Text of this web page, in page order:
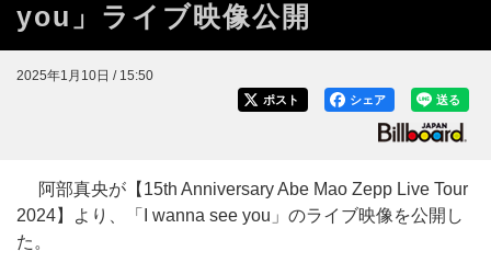
you」ライブ映像公開
2025年1月10日 / 15:50
送る
シェア
ポスト
阿部真央が【15th Anniversary Abe Mao Zepp Live Tour
2024】より、「I wanna see you」のライブ映像を公開し
た。